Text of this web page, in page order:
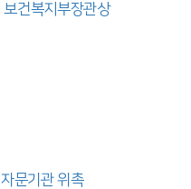
건복지부장관상
문기관 위촉